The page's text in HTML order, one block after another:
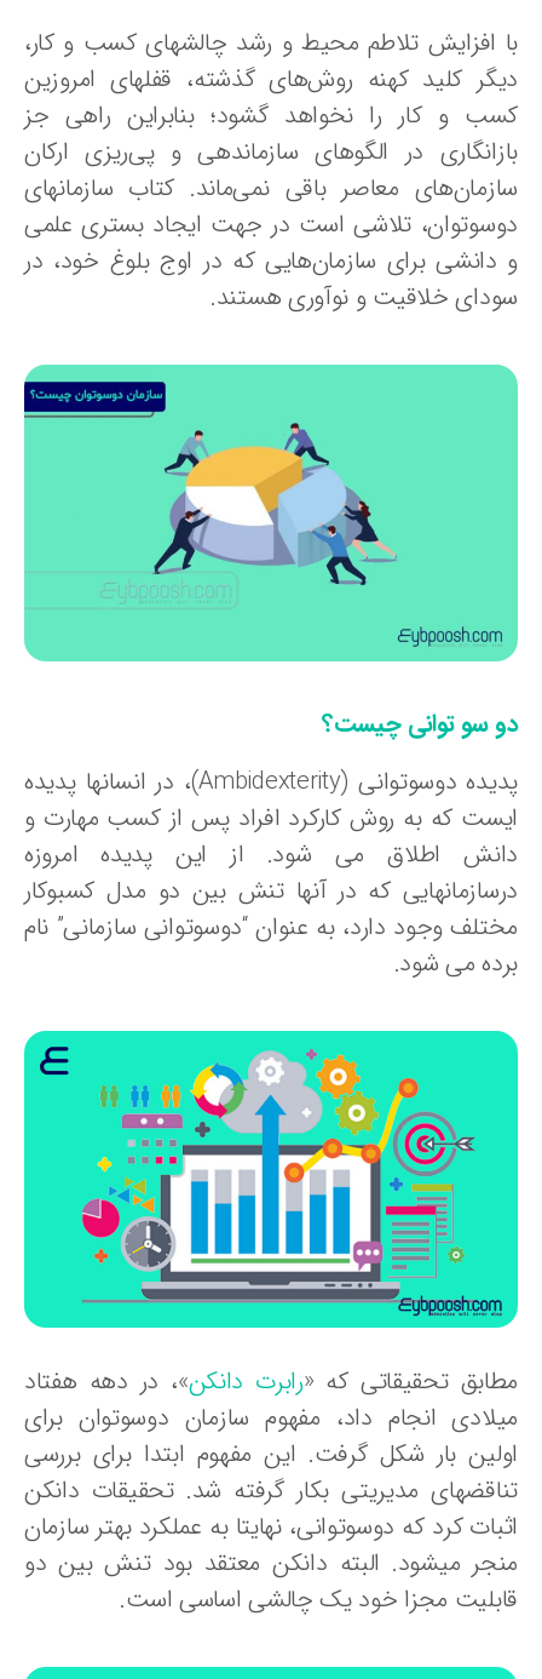
افزایش تلاطم محیط و رشد چالشهای کسب و کار،
کلید کهنه روش‌های گذشته، قفلهای امروزین
و کار را نخواهد گشود؛ بنابراین راهی جز
در الگوهای سازماندهی و پی‌ریزی ارکان
معاصر باقی نمی‌ماند. کتاب سازمانهای
تلاشی است در جهت ایجاد بستری علمی
دانشی برای سازمان‌هایی که در اوج بلوغ خود، در
خلاقیت و‌ نوآوری هستند.
سو توانی چیست؟
پدیده دوسوتوانی (Ambidexterity)، در انسانها پدیده
که به روش کارکرد افراد پس از کسب مهارت و
اطلاق می شود. از این پدیده امروزه
که در آنها تنش بین دو مدل کسب‏وکار
وجود دارد، به عنوان “دوسوتوانی سازمانی” نام
می شود.
تحقیقاتی که «رابرت دانکن»، در دهه هفتاد
انجام داد، مفهوم سازمان دوسوتوان برای
بار شکل گرفت. این مفهوم ابتدا برای بررسی
مدیریتی بکار گرفته شد. تحقیقات دانکن
کرد که دوسوتوانی، نهایتا به عملکرد بهتر سازمان
می‏شود. البته دانکن معتقد بود تنش بین دو
مجزا خود یک چالشی اساسی است.